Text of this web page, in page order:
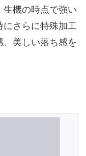
生機の時点で強い
さらに特殊加工
美しい落ち感を